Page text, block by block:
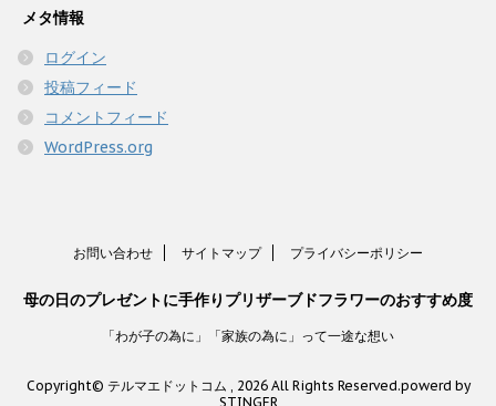
メタ情報
ログイン
投稿フィード
コメントフィード
WordPress.org
お問い合わせ サイトマップ プライバシーポリシー
母の日のプレゼントに手作りプリザーブドフラワーのおすすめ度
「わが子の為に」「家族の為に」って一途な想い
Copyright© テルマエドットコム , 2026 All Rights Reserved.powerd by
STINGER